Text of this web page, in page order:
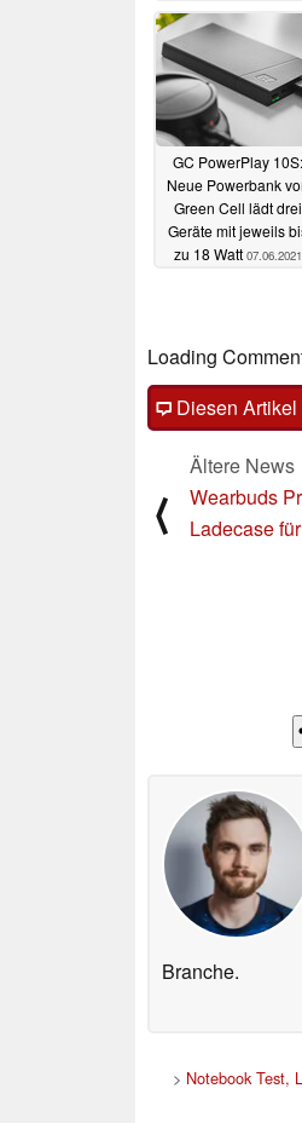
25.08.2024
GC PowerPlay 10S:
Neue Powerbank
Green Cell lädt drei
Geräte mit jeweils
zu 18 Watt 07.06.2021
Loading
Diesen
⟨
Ältere News
Wearbuds
Ladecase
Branche.
> Notebook Test,